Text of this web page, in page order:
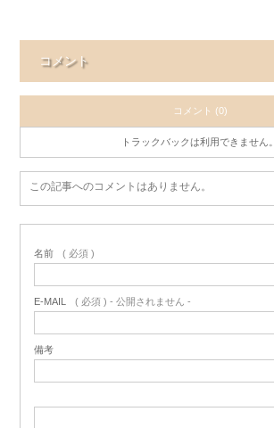
コメント
コメント (0)
トラックバックは利用できません。
この記事へのコメントはありません。
名前 ( 必須 )
E-MAIL ( 必須 ) - 公開されません -
備考